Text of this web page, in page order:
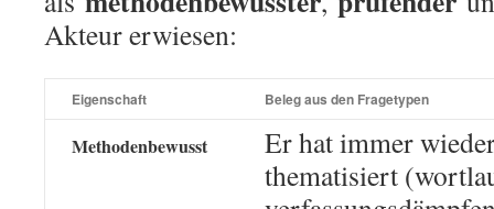
Akteur erwiesen:
Eigenschaft Beleg aus den Fragetypen
Methodenbewusst
Er hat immer
thematisiert